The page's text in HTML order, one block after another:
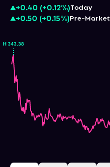
+0.40 (+0.12%)Today
+0.50 (+0.15%)Pre-Market